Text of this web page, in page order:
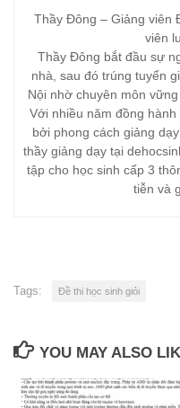
Thầy Đông – Giảng viên
viên
Thầy Đông bắt đầu sự
nhà, sau đó trúng tuyển
Nội nhờ chuyên môn
Với nhiều năm đồng
bởi phong cách giảng
thầy giảng dạy tại
tập cho học sinh cấp 3
tiễn và
Tags: Đề thi học sinh giỏi
YOU MAY ALSO